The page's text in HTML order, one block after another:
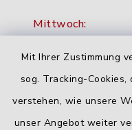
Mit Ihrer Zustimmung
sog. Tracking-
verstehen, wie unsere
unser Angebot weiter
Mittwoch:
Freitag:
geschlossen